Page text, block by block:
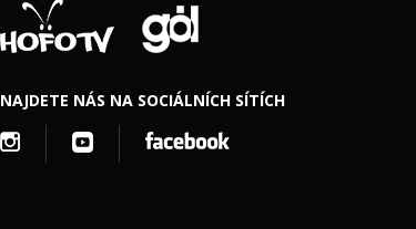
NAJDETE NÁS NA SOCIÁLNÍCH SÍTÍCH